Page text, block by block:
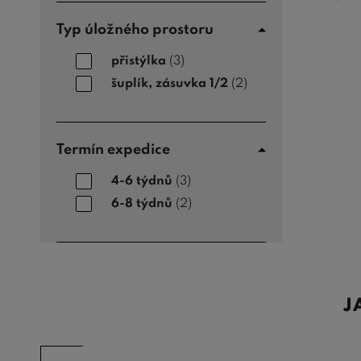
Typ úložného prostoru
přistýlka (3)
šuplík, zásuvka 1/2 (2)
Termín expedice
4-6 týdnů (3)
6-8 týdnů (2)